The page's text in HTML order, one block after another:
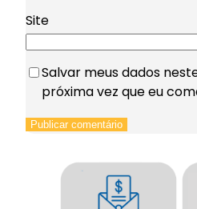
Site
Salvar meus dados
próxima vez que eu